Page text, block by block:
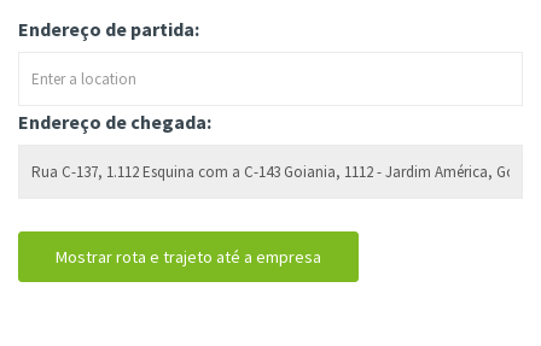
Endereço de partida:
Endereço de chegada: